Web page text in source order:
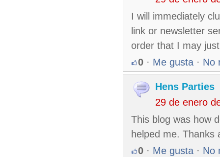
I will immediately
link or newsletter
order that I may
0 · Me gusta · No
Hens Parties
29 de enero
This blog was how
helped me. Thanks
0 · Me gusta · No